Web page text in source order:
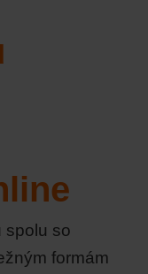
spolu so
formám